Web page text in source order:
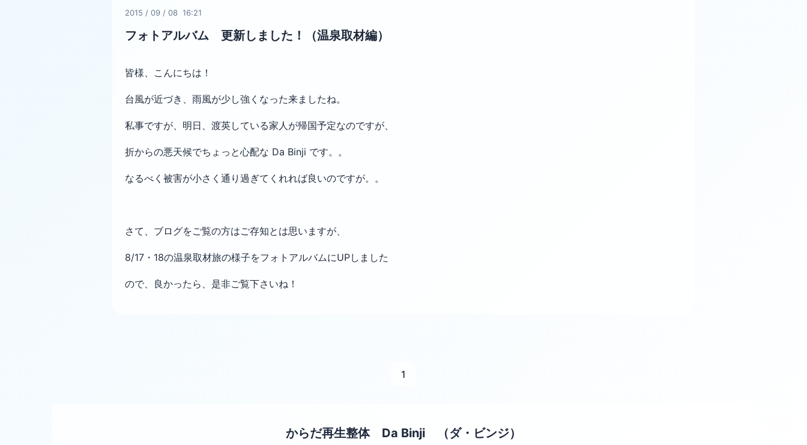
2015 / 09 / 08 16:21
フォトアルバム 更新しました！（温泉取材編）
皆様、こんにちは！
台風が近づき、雨風が少し強くなった来ましたね。
私事ですが、明日、渡英している家人が帰国予定なのですが、
折からの悪天候でちょっと心配な Da Binji です。。
なるべく被害が小さく通り過ぎてくれれば良いのですが。。
さて、ブログをご覧の方はご存知とは思いますが、
8/17・18の温泉取材旅の様子をフォトアルバムにUPしました
ので、良かったら、是非ご覧下さいね！
1
からだ再生整体 Da Binji （ダ・ビンジ）